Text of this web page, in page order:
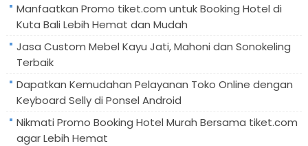
Manfaatkan Promo tiket.com untuk Booking Hotel di
Kuta Bali Lebih Hemat dan Mudah
Jasa Custom Mebel Kayu Jati, Mahoni dan Sonokeling
Terbaik
Dapatkan Kemudahan Pelayanan Toko Online dengan
Keyboard Selly di Ponsel Android
Nikmati Promo Booking Hotel Murah Bersama tiket.com
agar Lebih Hemat